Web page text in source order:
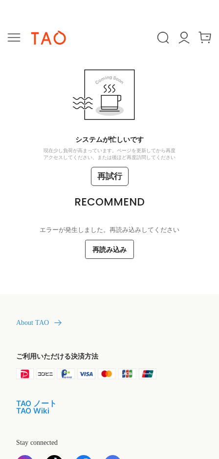
システムが忙しいです
現在少し負荷が高まっています。ページを更新してから再度
アクセスしてください、または後ほど再度訪問してください
再試行
RECOMMEND
エラーが発生しました。再読み込みしてください
再読み込み
About TAO
ご利用いただける決済方法
TAO ノート
TAO Wiki
Stay connected